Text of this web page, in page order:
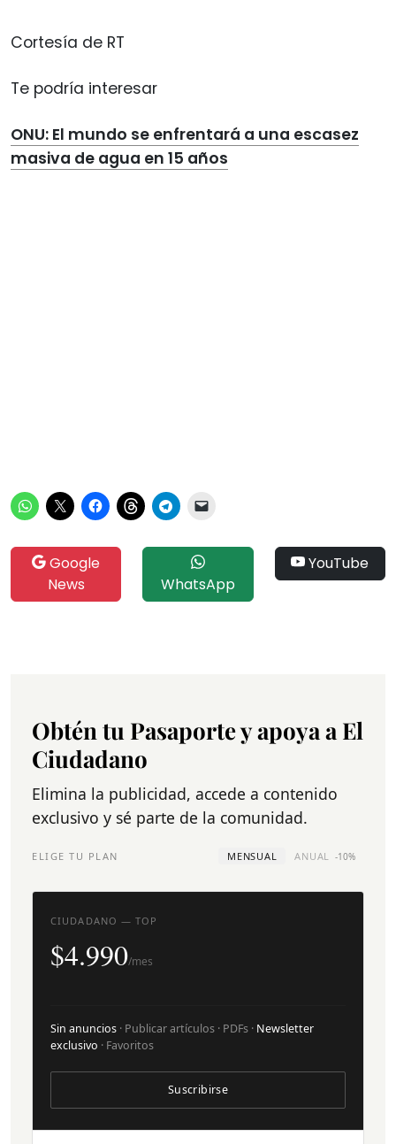
Cortesía de RT
Te podría interesar
ONU: El mundo se enfrentará a una escasez
masiva de agua en 15 años
Google
News
WhatsApp
YouTube
Obtén tu Pasaporte y apoya a El
Ciudadano
Elimina la publicidad, accede a contenido
exclusivo y sé parte de la comunidad.
ELIGE TU PLAN MENSUAL ANUAL -10%
CIUDADANO — TOP
$4.990/mes
Sin anuncios · Publicar artículos · PDFs · Newsletter
exclusivo · Favoritos
Suscribirse